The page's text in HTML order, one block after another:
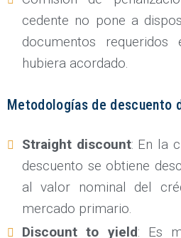
cedente no pone a
documentos
hubiera acordado.
Metodologías de descuento
Straight discount: En la
descuento se obtiene
al valor nominal del
mercado primario.
Discount to yield: Es